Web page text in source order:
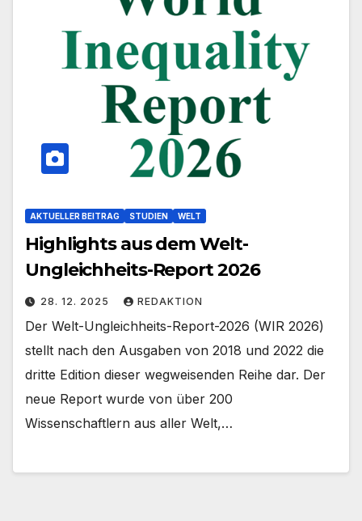
AKTUELLER BEITRAG STUDIEN WELT
Highlights aus dem Welt-
Ungleichheits-Report 2026
28. 12. 2025 REDAKTION
Der Welt-Ungleichheits-Report-2026 (WIR 2026)
stellt nach den Ausgaben von 2018 und 2022 die
dritte Edition dieser wegweisenden Reihe dar. Der
neue Report wurde von über 200
Wissenschaftlern aus aller Welt,…